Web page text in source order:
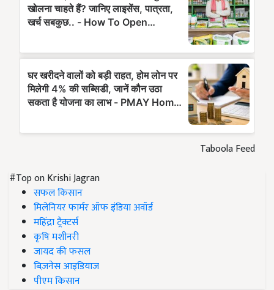
Taboola Feed
#Top on Krishi Jagran
सफल किसान
मिलेनियर फार्मर ऑफ इंडिया अवॉर्ड
महिंद्रा ट्रैक्टर्स
कृषि मशीनरी
जायद की फसल
बिज़नेस आइडियाज
पीएम किसान